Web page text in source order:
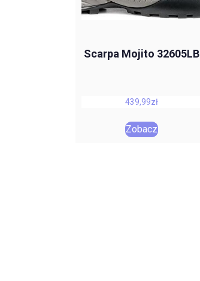
Scarpa Mojito 32605LB
439,99zł
Zobacz